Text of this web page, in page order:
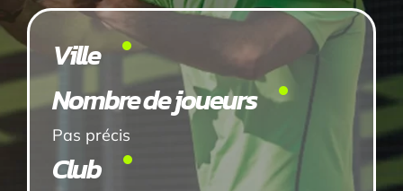
Ville
Nombre de joueurs
Pas précis
Club